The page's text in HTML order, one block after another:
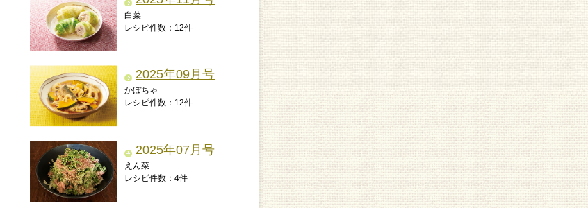
白菜
レシピ件数：12件
2025年09月号
かぼちゃ
レシピ件数：12件
2025年07月号
えん菜
レシピ件数：4件